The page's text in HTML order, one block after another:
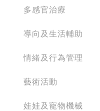
多感官治療
導向及生活輔助
情緒及行為管理
藝術活動
娃娃及寵物機械